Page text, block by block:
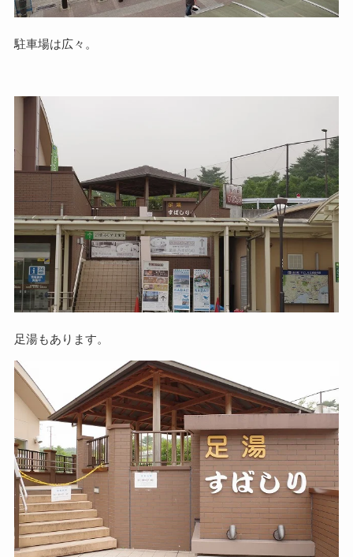
駐車場は広々。
足湯もあります。